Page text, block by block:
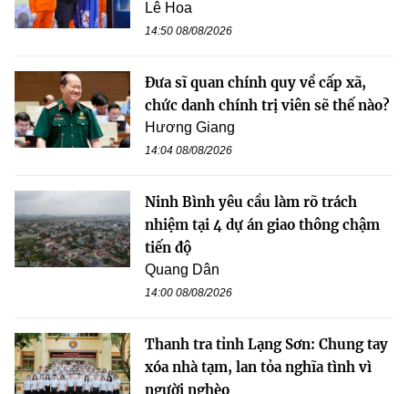
Lê Hoa
14:50 08/08/2026
Đưa sĩ quan chính quy về cấp xã,
chức danh chính trị viên sẽ thế nào?
Hương Giang
14:04 08/08/2026
Ninh Bình yêu cầu làm rõ trách
nhiệm tại 4 dự án giao thông chậm
tiến độ
Quang Dân
14:00 08/08/2026
Thanh tra tỉnh Lạng Sơn: Chung tay
xóa nhà tạm, lan tỏa nghĩa tình vì
người nghèo